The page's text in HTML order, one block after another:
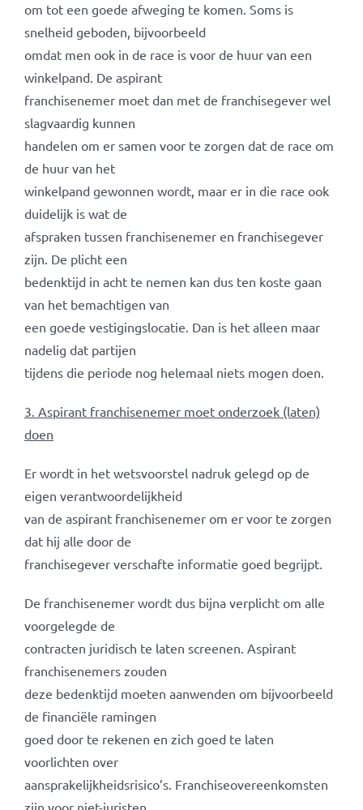
om tot een goede afweging te komen. Soms is
snelheid geboden, bijvoorbeeld
omdat men ook in de race is voor de huur van een
winkelpand. De aspirant
franchisenemer moet dan met de franchisegever wel
slagvaardig kunnen
handelen om er samen voor te zorgen dat de race om
de huur van het
winkelpand gewonnen wordt, maar er in die race ook
duidelijk is wat de
afspraken tussen franchisenemer en franchisegever
zijn. De plicht een
bedenktijd in acht te nemen kan dus ten koste gaan
van het bemachtigen van
een goede vestigingslocatie. Dan is het alleen maar
nadelig dat partijen
tijdens die periode nog helemaal niets mogen doen.
3. Aspirant franchisenemer moet onderzoek (laten)
doen
Er wordt in het wetsvoorstel nadruk gelegd op de
eigen verantwoordelijkheid
van de aspirant franchisenemer om er voor te zorgen
dat hij alle door de
franchisegever verschafte informatie goed begrijpt.
De franchisenemer wordt dus bijna verplicht om alle
voorgelegde de
contracten juridisch te laten screenen. Aspirant
franchisenemers zouden
deze bedenktijd moeten aanwenden om bijvoorbeeld
de financiële ramingen
goed door te rekenen en zich goed te laten
voorlichten over
aansprakelijkheidsrisico’s. Franchiseovereenkomsten
zijn voor niet-juristen